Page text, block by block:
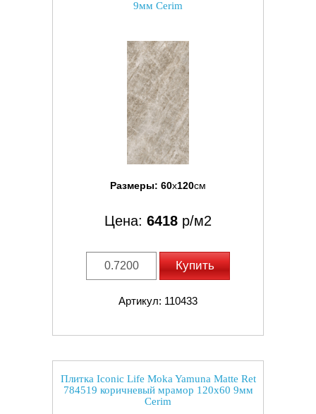
9мм Cerim
Размеры: 60x120см
Цена: 6418 р/м2
Купить
Артикул: 110433
Плитка Iconic Life Moka Yamuna Matte Ret
784519 коричневый мрамор 120x60 9мм
Cerim